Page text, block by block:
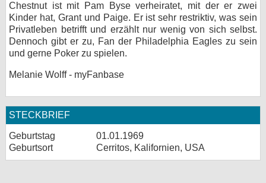
Chestnut ist mit Pam Byse verheiratet, mit der er zwei
Kinder hat, Grant und Paige. Er ist sehr restriktiv, was sein
Privatleben betrifft und erzählt nur wenig von sich selbst.
Dennoch gibt er zu, Fan der Philadelphia Eagles zu sein
und gerne Poker zu spielen.
Melanie Wolff - myFanbase
STECKBRIEF
Geburtstag
01.01.1969
Geburtsort
Cerritos, Kalifornien, USA